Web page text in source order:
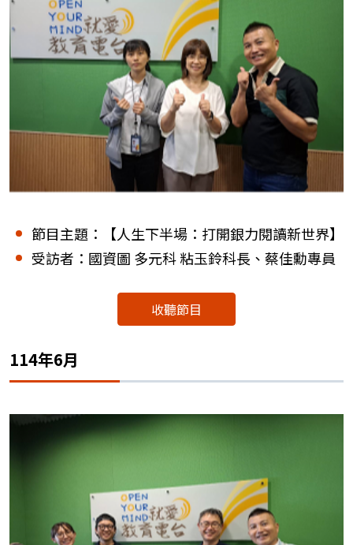
節目主題：【人生下半場：打開銀力閱讀新世界】
受訪者：國資圖 多元科 粘玉鈴科長、蔡佳勳專員
收聽節目
114年6月